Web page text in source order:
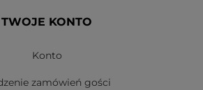
TWOJE KONTO
Konto
zamówień gości